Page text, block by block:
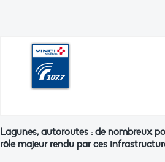
Lagunes, autoroutes : de nombreux
rôle majeur rendu par ces